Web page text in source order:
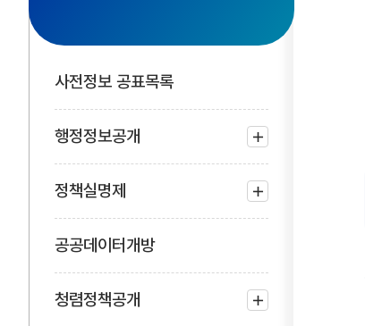
사전정보 공표목록
행정정보공개
하위
메뉴
열기
정책실명제
하위
메뉴
열기
공공데이터개방
청렴정책공개